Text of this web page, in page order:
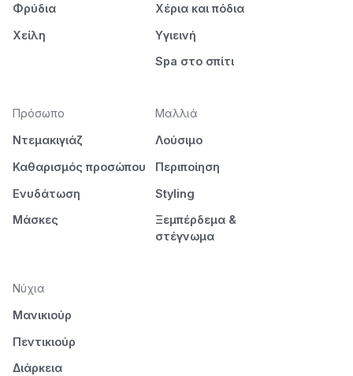
Φρύδια
Χείλη
Χέρια και πόδια
Υγιεινή
Spa στο σπίτι
Πρόσωπο
Ντεμακιγιάζ
Καθαρισμός προσώπου
Ενυδάτωση
Μάσκες
Μαλλιά
Λούσιμο
Περιποίηση
Styling
Ξεμπέρδεμα &
στέγνωμα
Νύχια
Μανικιούρ
Πεντικιούρ
Διάρκεια